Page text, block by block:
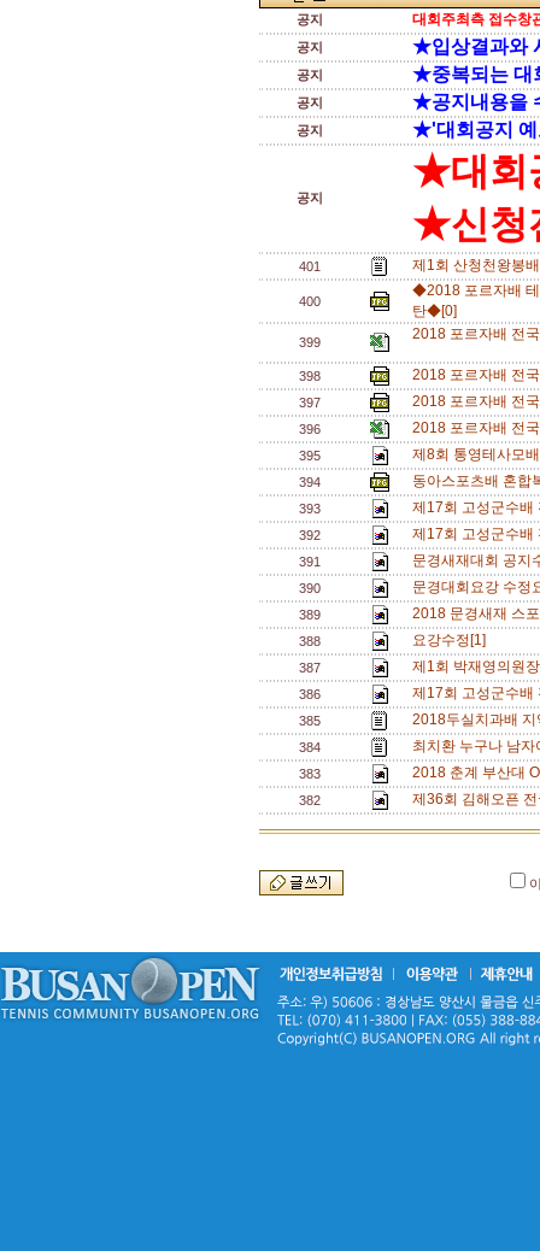
공지 대회주최측 접수창
공지 ★입상결과와
공지 ★중복되는 대
공지 ★공지내용을
공지 ★'대회공지 예
공지
★대회
★신청
401 제1회 산청천왕봉
400
◆2018 포르자배
탄◆[0]
399 2018 포르자배 전
398 2018 포르자배 전
397 2018 포르자배 전
396 2018 포르자배 전
395 제8회 통영테사모
394 동아스포츠배 혼합
393 제17회 고성군수
392 제17회 고성군수
391 문경새재대회 공
390 문경대회요강 수
389 2018 문경새재 스
388 요강수정[1]
387 제1회 박재영의원
386 제17회 고성군수
385 2018두실치과배
384 최치환 누구나 남
383 2018 춘계 부산대
382 제36회 김해오픈